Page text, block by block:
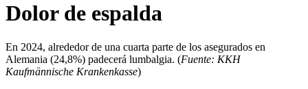
Dolor de espalda
En 2024, alrededor de una cuarta parte de los asegurados en
Alemania (24,8%) padecerá lumbalgia. (Fuente: KKH
Kaufmännische Krankenkasse)